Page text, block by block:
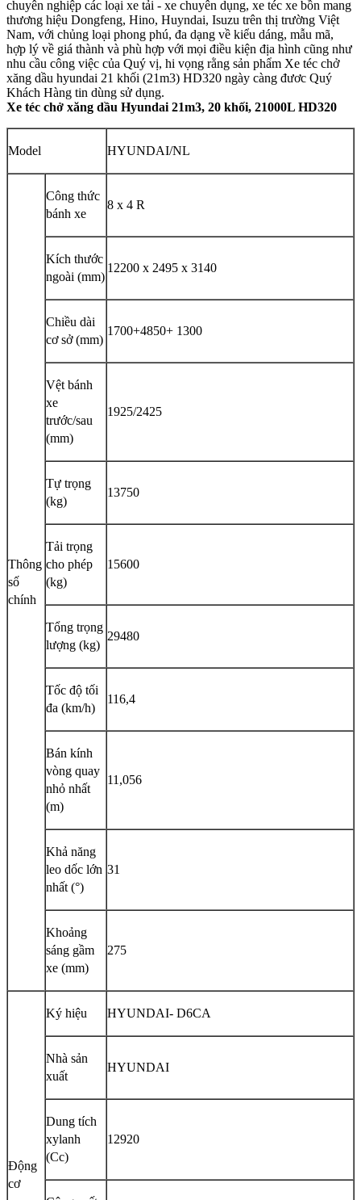
chuyên nghiệp các loại xe tải - xe chuyên dụng, xe téc xe bồn mang
thương hiệu Dongfeng, Hino, Huyndai, Isuzu trên thị trường Việt
Nam, với chủng loại phong phú, đa dạng về kiểu dáng, mẫu mã,
hợp lý về giá thành và phù hợp với mọi điều kiện địa hình cũng như
nhu cầu công việc của Quý vị, hi vọng rằng sản phẩm Xe téc chở
xăng dầu hyundai 21 khối (21m3) HD320 ngày càng đươc Quý
Khách Hàng tin dùng sử dụng.
Xe téc chở xăng dầu Hyundai 21m3, 20 khối, 21000L HD320
Model HYUNDAI/NL
Thông
số
chính
Công thức
bánh xe
8 x 4 R
Kích thước
ngoài (mm)
12200 x 2495 x 3140
Chiều dài
cơ sở (mm)
1700+4850+ 1300
Vệt bánh
xe
trước/sau
(mm)
1925/2425
Tự trọng
(kg)
13750
Tải trọng
cho phép
(kg)
15600
Tổng trọng
lượng (kg)
29480
Tốc độ tối
đa (km/h)
116,4
Bán kính
vòng quay
nhỏ nhất
(m)
11,056
Khả năng
leo dốc lớn
nhất (°)
31
Khoảng
sáng gầm
xe (mm)
275
Động
cơ
Ký hiệu HYUNDAI- D6CA
Nhà sản
xuất
HYUNDAI
Dung tích
xylanh
(Cc)
12920